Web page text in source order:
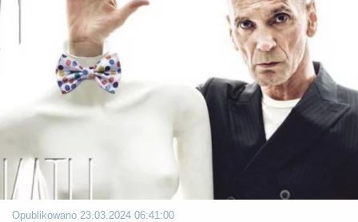
Opublikowano 23.03.2024 06:41:00